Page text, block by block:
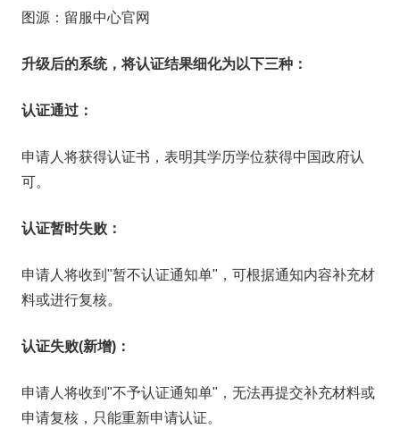
图源：留服中心官网
升级后的系统，将认证结果细化为以下三种：
认证通过：
申请人将获得认证书，表明其学历学位获得中国政府认
可。
认证暂时失败：
申请人将收到"暂不认证通知单"，可根据通知内容补充材
料或进行复核。
认证失败(新增)：
申请人将收到"不予认证通知单"，无法再提交补充材料或
申请复核，只能重新申请认证。